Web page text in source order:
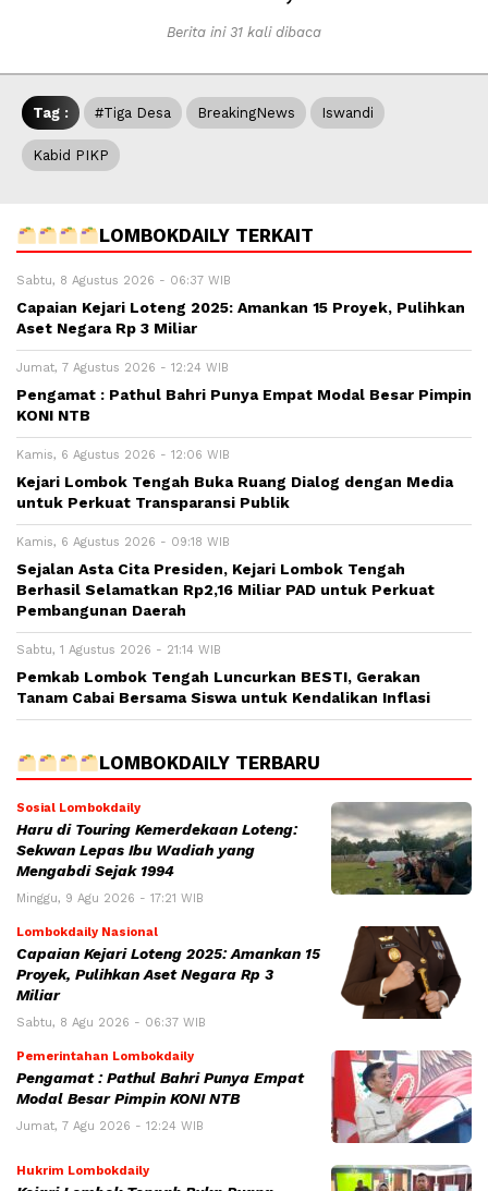
Berita ini 31 kali dibaca
Tag : #Tiga Desa BreakingNews Iswandi
Kabid PIKP
LOMBOKDAILY TERKAIT
Sabtu, 8 Agustus 2026 - 06:37 WIB
Capaian Kejari Loteng 2025: Amankan 15 Proyek, Pulihkan
Aset Negara Rp 3 Miliar
Jumat, 7 Agustus 2026 - 12:24 WIB
Pengamat : Pathul Bahri Punya Empat Modal Besar Pimpin
KONI NTB
Kamis, 6 Agustus 2026 - 12:06 WIB
Kejari Lombok Tengah Buka Ruang Dialog dengan Media
untuk Perkuat Transparansi Publik
Kamis, 6 Agustus 2026 - 09:18 WIB
Sejalan Asta Cita Presiden, Kejari Lombok Tengah
Berhasil Selamatkan Rp2,16 Miliar PAD untuk Perkuat
Pembangunan Daerah
Sabtu, 1 Agustus 2026 - 21:14 WIB
Pemkab Lombok Tengah Luncurkan BESTI, Gerakan
Tanam Cabai Bersama Siswa untuk Kendalikan Inflasi
LOMBOKDAILY TERBARU
Sosial Lombokdaily
Haru di Touring Kemerdekaan Loteng:
Sekwan Lepas Ibu Wadiah yang
Mengabdi Sejak 1994
Minggu, 9 Agu 2026 - 17:21 WIB
Lombokdaily Nasional
Capaian Kejari Loteng 2025: Amankan 15
Proyek, Pulihkan Aset Negara Rp 3
Miliar
Sabtu, 8 Agu 2026 - 06:37 WIB
Pemerintahan Lombokdaily
Pengamat : Pathul Bahri Punya Empat
Modal Besar Pimpin KONI NTB
Jumat, 7 Agu 2026 - 12:24 WIB
Hukrim Lombokdaily